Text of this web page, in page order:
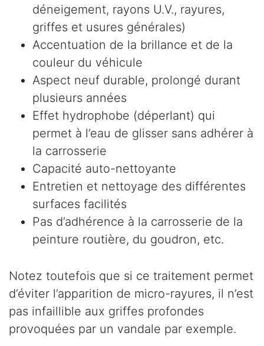
déneigement, rayons U.V., rayures,
griffes et usures générales)
Accentuation de la brillance et de la
couleur du véhicule
Aspect neuf durable, prolongé durant
plusieurs années
Effet hydrophobe (déperlant) qui
permet à l’eau de glisser sans adhérer à
la carrosserie
Capacité auto-nettoyante
Entretien et nettoyage des différentes
surfaces facilités
Pas d’adhérence à la carrosserie de la
peinture routière, du goudron, etc.
Notez toutefois que si ce traitement permet
d’éviter l’apparition de micro-rayures, il n’est
pas infaillible aux griffes profondes
provoquées par un vandale par exemple.